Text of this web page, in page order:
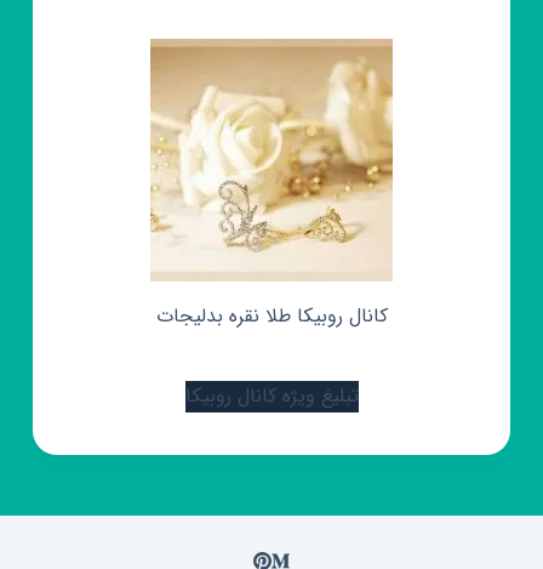
کانال روبیکا طلا نقره بدلیجات
تبلیغ ویژه کانال روبیکا